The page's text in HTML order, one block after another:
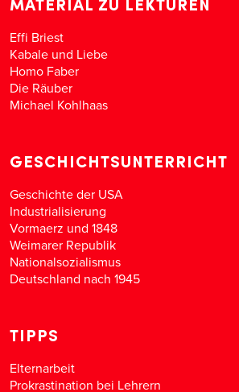
Effi Briest
Kabale und Liebe
Homo Faber
Die Räuber
Michael Kohlhaas
GESCHICHTSUNTERRICHT
Geschichte der USA
Industrialisierung
Vormaerz und 1848
Weimarer Republik
Nationalsozialismus
Deutschland nach 1945
TIPPS
Elternarbeit
Prokrastination bei Lehrern